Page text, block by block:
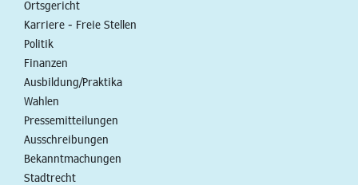
Ortsgericht
Karriere - Freie Stellen
Politik
Finanzen
Ausbildung/Praktika
Wahlen
Pressemitteilungen
Ausschreibungen
Bekanntmachungen
Stadtrecht